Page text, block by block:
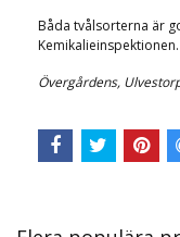
Båda tvålsorterna är
Kemikalieinspektionen.
Övergårdens,